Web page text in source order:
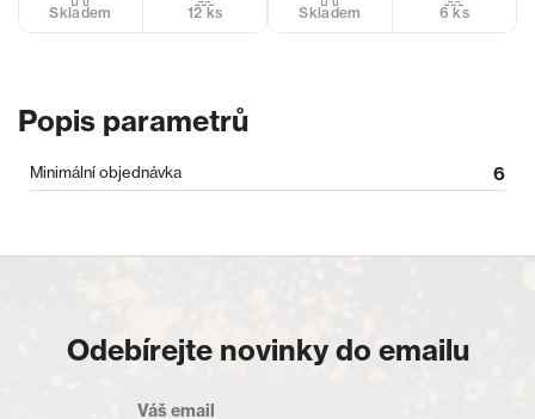
Skladem 12 ks Skladem 6 ks
Popis parametrů
Minimální objednávka 6
Odebírejte novinky do emailu